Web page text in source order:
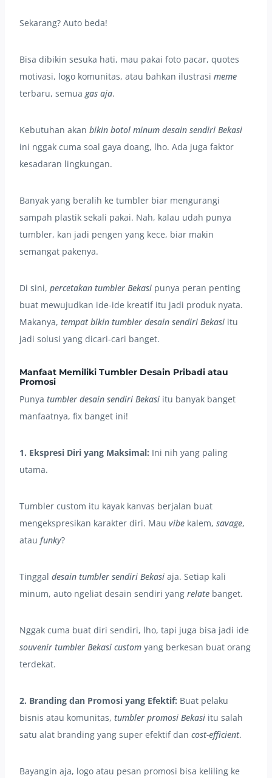
Sekarang? Auto beda!
Bisa dibikin sesuka hati, mau pakai foto pacar, quotes
motivasi, logo komunitas, atau bahkan ilustrasi meme
terbaru, semua gas aja.
Kebutuhan akan bikin botol minum desain sendiri Bekasi
ini nggak cuma soal gaya doang, lho. Ada juga faktor
kesadaran lingkungan.
Banyak yang beralih ke tumbler biar mengurangi
sampah plastik sekali pakai. Nah, kalau udah punya
tumbler, kan jadi pengen yang kece, biar makin
semangat pakenya.
Di sini, percetakan tumbler Bekasi punya peran penting
buat mewujudkan ide-ide kreatif itu jadi produk nyata.
Makanya, tempat bikin tumbler desain sendiri Bekasi itu
jadi solusi yang dicari-cari banget.
Manfaat Memiliki Tumbler Desain Pribadi atau
Promosi
Punya tumbler desain sendiri Bekasi itu banyak banget
manfaatnya, fix banget ini!
1. Ekspresi Diri yang Maksimal: Ini nih yang paling
utama.
Tumbler custom itu kayak kanvas berjalan buat
mengekspresikan karakter diri. Mau vibe kalem, savage,
atau funky?
Tinggal desain tumbler sendiri Bekasi aja. Setiap kali
minum, auto ngeliat desain sendiri yang relate banget.
Nggak cuma buat diri sendiri, lho, tapi juga bisa jadi ide
souvenir tumbler Bekasi custom yang berkesan buat orang
terdekat.
2. Branding dan Promosi yang Efektif: Buat pelaku
bisnis atau komunitas, tumbler promosi Bekasi itu salah
satu alat branding yang super efektif dan cost-efficient.
Bayangin aja, logo atau pesan promosi bisa keliling ke